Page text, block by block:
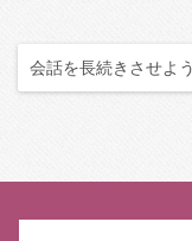
会話を長続きさせよ